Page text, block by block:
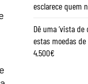
esclarece quem
Dê uma ‘vista
estas moedas
4.500€